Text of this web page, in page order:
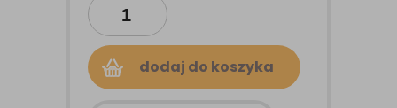
dodaj do koszyka